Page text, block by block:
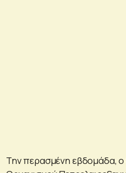
Την περασμένη εβδομάδα,